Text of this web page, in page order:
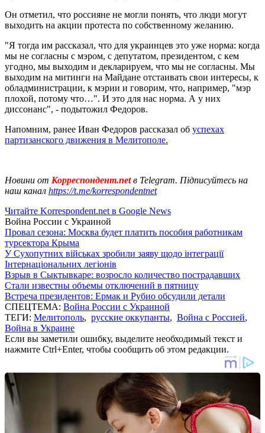
Он отметил, что россияне не могли понять, что люди могут
выходить на акции протеста по собственному желанию.
"Я тогда им рассказал, что для украинцев это уже норма: когда
мы не согласны с мэром, с депутатом, президентом, с кем
угодно, мы выходим и декларируем, что мы не согласны. Мы
выходим на митинги на Майдане отстаивать свои интересы, к
обладминистрации, к мэрии и говорим, что, например, "мэр
плохой, потому что…". И это для нас норма. А у них
диссонанс", - подытожил Федоров.
Напомним, ранее Иван Федоров рассказал об успехах
партизанского движения в Мелитополе.
Новини от Корреспондент.netв Telegram. Підписуйтесь на
наш канал https://t.me/korrespondentnet
Читайте Korrespondent.net в Google News
Война России с Украиной
Провал сезона: Москва будет платить пособия работникам
турсектора Крыма
У Сухопутних військах зробили заяву щодо інтеграції
Інтернаціональних легіонів
Взрыв в Сыктывкаре: возросло количество пострадавших
Стали известны объемы отключений в пятницу
Встреча президентов: Ермак и Рубио обсудили детали
СПЕЦТЕМА: Война России с Украиной
ТЕГИ: Мелитополь, русские оккупанты, Война с Россией,
Война в Украине
Если вы заметили ошибку, выделите необходимый текст и
нажмите Ctrl+Enter, чтобы сообщить об этом редакции.